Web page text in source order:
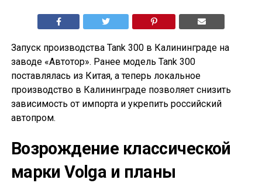
Запуск производства Tank 300 в Калининграде на
заводе «Автотор». Ранее модель Tank 300
поставлялась из Китая, а теперь локальное
производство в Калининграде позволяет снизить
зависимость от импорта и укрепить российский
автопром.
Возрождение классической
марки Volga и планы